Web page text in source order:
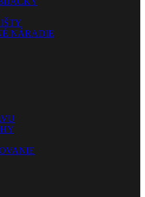
NÁRADIE